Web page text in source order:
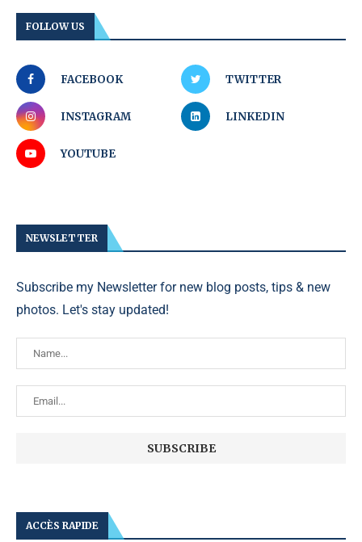
FOLLOW US
FACEBOOK TWITTER
INSTAGRAM LINKEDIN
YOUTUBE
NEWSLETTER
Subscribe my Newsletter for new blog posts, tips & new
photos. Let's stay updated!
ACCÈS RAPIDE